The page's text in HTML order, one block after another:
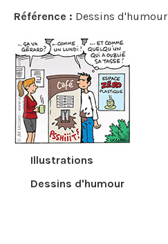
Référence : Dessins d'humour
Illustrations
Dessins d'humour